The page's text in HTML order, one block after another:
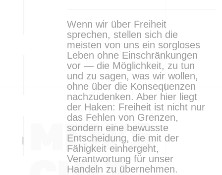
Wenn wir über Freiheit
sprechen, stellen sich die
meisten von uns ein sorgloses
Leben ohne Einschränkungen
vor — die Möglichkeit, zu tun
und zu sagen, was wir wollen,
ohne über die Konsequenzen
nachzudenken. Aber hier liegt
der Haken: Freiheit ist nicht nur
das Fehlen von Grenzen,
sondern eine bewusste
Entscheidung, die mit der
Fähigkeit einhergeht,
Verantwortung für unser
Handeln zu übernehmen.